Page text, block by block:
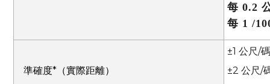
每 0.2
每 1 /
準確度*（實際距離）
±1 公尺/
±2 公尺/